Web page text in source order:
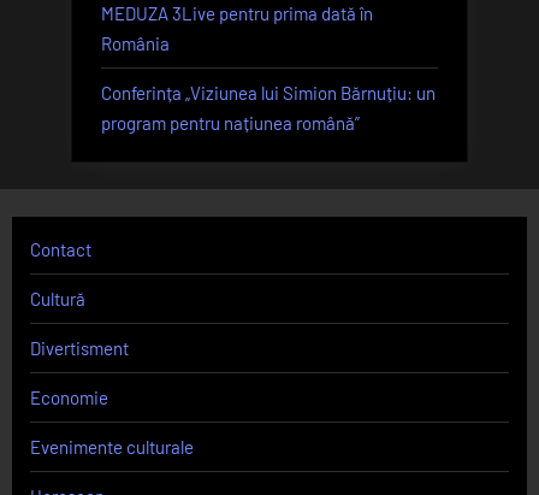
MEDUZA 3Live pentru prima dată în
România
Conferința „Viziunea lui Simion Bărnuțiu: un
program pentru națiunea română”
Contact
Cultură
Divertisment
Economie
Evenimente culturale